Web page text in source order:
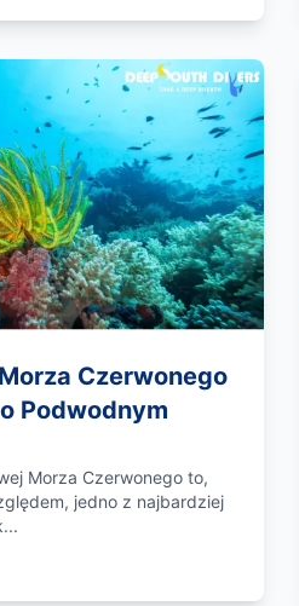
Czerwonego
Podwodnym
Morza Czerwonego to,
jedno z najbardziej